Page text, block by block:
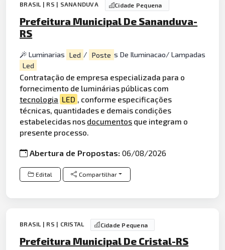
BRASIL | RS | SANANDUVA Cidade Pequena
Prefeitura Municipal De Sananduva-
RS
Luminarias Led / Poste s De Iluminacao/ Lampadas
Led
Contratação de empresa especializada para o
fornecimento de luminárias públicas com
tecnologia LED
, conforme especificações
técnicas, quantidades e demais condições
estabelecidas nos documentos que integram o
presente processo.
Abertura de Propostas:06/08/2026
Edital Compartilhar
BRASIL | RS | CRISTAL Cidade Pequena
Prefeitura Municipal De Cristal-RS